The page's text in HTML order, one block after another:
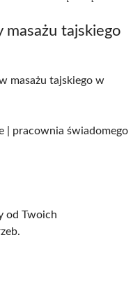
masażu tajskiego
masażu tajskiego w
| pracownia świadomego
od Twoich